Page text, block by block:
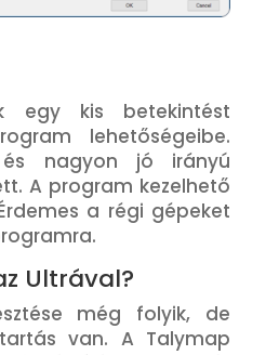
egy kis betekintést
lehetőségeibe.
nagyon jó irányú
A program kezelhető
a régi gépeket
Ultrával?
még folyik, de
van. A Talymap